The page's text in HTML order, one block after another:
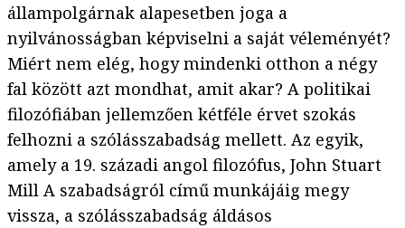
állampolgárnak alapesetben joga a
nyilvánosságban képviselni a saját véleményét?
Miért nem elég, hogy mindenki otthon a négy
fal között azt mondhat, amit akar? A politikai
filozófiában jellemzően kétféle érvet szokás
felhozni a szólásszabadság mellett. Az egyik,
amely a 19. századi angol filozófus, John Stuart
Mill A szabadságról című munkájáig megy
vissza, a szólásszabadság áldásos